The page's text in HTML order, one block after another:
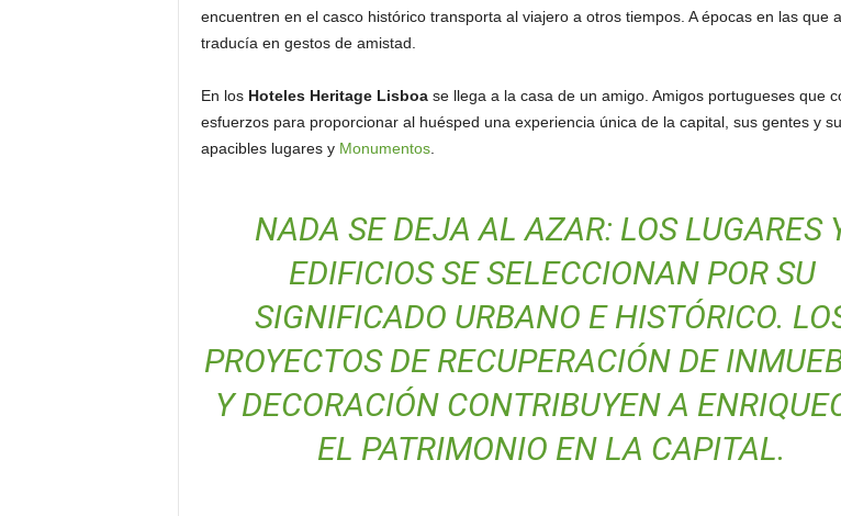
encuentren en el casco histórico transporta al viajero a otros tiempos. A épocas en las que
traducía en gestos de amistad.
En los Hoteles Heritage Lisboase llega a la casa de un amigo. Amigos portugueses que
esfuerzos para proporcionar al huésped una experiencia única de la capital, sus gentes y
apacibles lugares y Monumentos.
NADA SE DEJA AL AZAR: LOS LUGARES
EDIFICIOS SE SELECCIONAN POR SU
SIGNIFICADO URBANO E HISTÓRICO.
PROYECTOS DE RECUPERACIÓN DE
Y DECORACIÓN CONTRIBUYEN A
EL PATRIMONIO EN LA CAPITAL.